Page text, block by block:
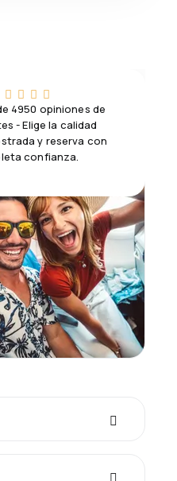
4950 opiniones de
- Elige la calidad
y reserva con
confianza.